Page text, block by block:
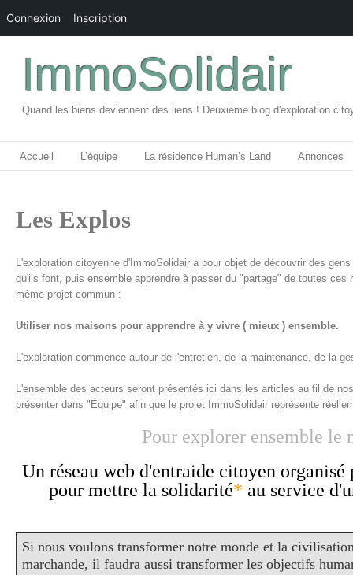
ImmoSolidair
Quand les biens deviennent des liens ! Deuxieme blog d'exploration
Accueil L’équipe La résidence Human’s Land Annonces
Les Explos
L'exploration citoyenne d'ImmoSolidair a pour objet de découvrir des
qu'ils font, puis ensemble apprendre à passer du "partage" de toutes
même projet commun :
Utiliser nos maisons pour apprendre à y vivre ( mieux ) ensemble.
L'exploration commence autour de l'entretien, de la maintenance, de la
L'ensemble des acteurs seront présentés ici dans les articles au fil de
présenter dans "Équipe" afin que le projet ImmoSolidair représente
Pour explorer ensemble le
Un réseau web d'entraide citoyen
pour mettre la solidarité* au service
Si nous voulons transformer notre monde et la
marchande, il faudra aussi transformer les objectifs
Connexion Inscription